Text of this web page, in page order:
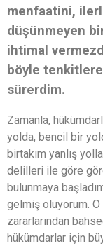
menfaatini,
düşünmeyen
ihtimal
böyle
sürerdim.
Zamanla,
yolda, bencil bir
birtakım yanlış
delilleri ile göre
bulunmaya
gelmiş oluyorum. O
zararlarından
hükümdarlar için